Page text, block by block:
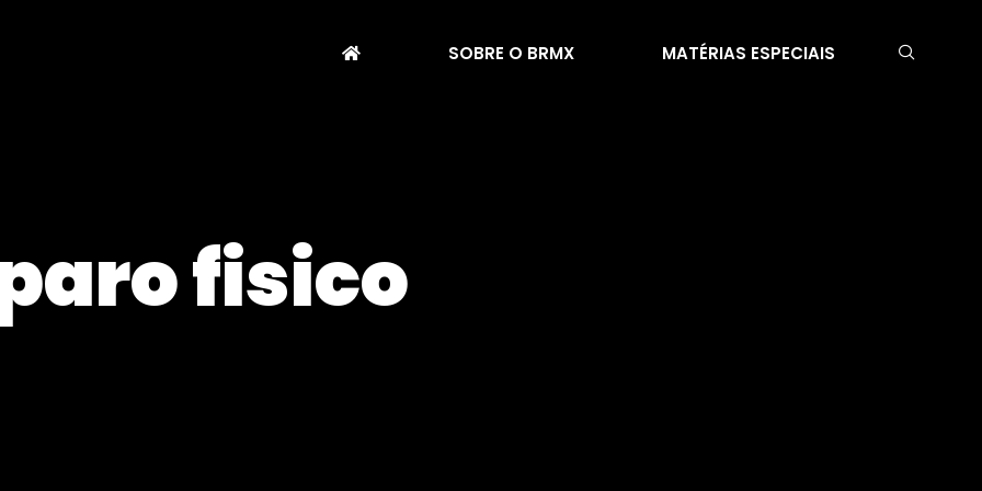
SOBRE O BRMX MATÉRIAS ESPECIAIS
fisico